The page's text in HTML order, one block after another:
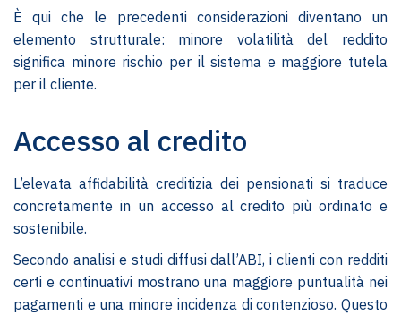
È qui che le precedenti considerazioni diventano un
elemento strutturale: minore volatilità del reddito
significa minore rischio per il sistema e maggiore tutela
per il cliente.
Accesso al credito
L’elevata affidabilità creditizia dei pensionati si traduce
concretamente in un accesso al credito più ordinato e
sostenibile.
Secondo analisi e studi diffusi dall’ABI, i clienti con redditi
certi e continuativi mostrano una maggiore puntualità nei
pagamenti e una minore incidenza di contenzioso. Questo